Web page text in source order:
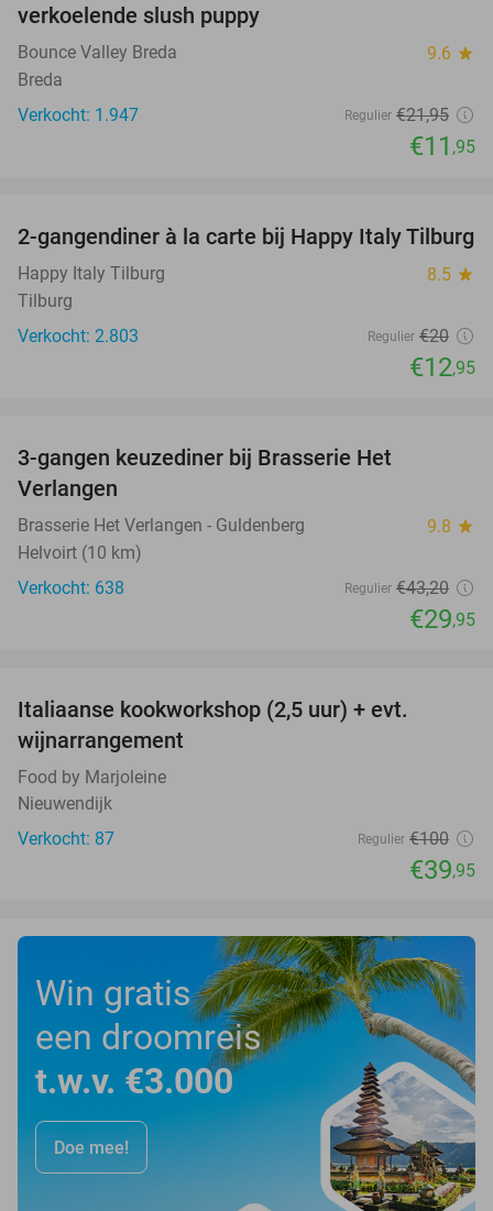
verkoelende slush puppy
Bounce Valley Breda 9.6 star
Breda
Verkocht: 1.947
Regulier €21,95
€11 ,95
35%
2-gangendiner à la carte bij Happy Italy Tilburg
Happy Italy Tilburg 8.5 star
Tilburg
Verkocht: 2.803
Regulier €20
€12,95
3-gangen keuzediner bij Brasserie Het
Verlangen
Brasserie Het Verlangen - Guldenberg 9.8 star
Helvoirt (10 km)
Verkocht: 638
Regulier €43,20
€29,95
Italiaanse kookworkshop (2,5 uur) + evt.
wijnarrangement
Food by Marjoleine
Nieuwendijk
Verkocht: 87
Regulier €100
€39,95
Win gratis
een droomreis
t.w.v. €3.000
Doe mee!